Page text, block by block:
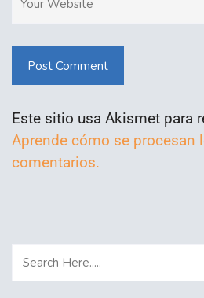
Post Comment
Este sitio usa Akismet para
Aprende cómo se procesan
comentarios.